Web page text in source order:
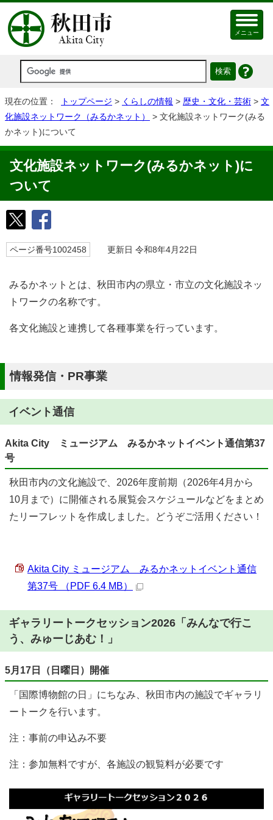
メニュー
現在の位置： トップページ > くらしの情報 > 歴史・文化・芸術 > 文
化施設ネットワーク（みるかネット）
> 文化施設ネットワーク(みる
かネット)について
文化施設ネットワーク(みるかネット)に
ついて
ページ番号1002458 更新日 令和8年4月22日
みるかネットとは、秋田市内の県立・市立の文化施設ネッ
トワークの名称です。
各文化施設と連携して各種事業を行っています。
情報発信・PR事業
イベント通信
Akita City ミュージアム みるかネットイベント通信第37
号
秋田市内の文化施設で、2026年度前期（2026年4月から
10月まで）に開催される展覧会スケジュールなどをまとめ
たリーフレットを作成しました。どうぞご活用ください！
Akita City ミュージアム みるかネットイベント通信
第37号 （PDF 6.4 MB）
ギャラリートークセッション2026「みんなで行こ
う、みゅーじあむ！」
5月17日（日曜日）開催
「国際博物館の日」にちなみ、秋田市内の施設でギャラリ
ートークを行います。
注：事前の申込み不要
注：参加無料ですが、各施設の観覧料が必要です